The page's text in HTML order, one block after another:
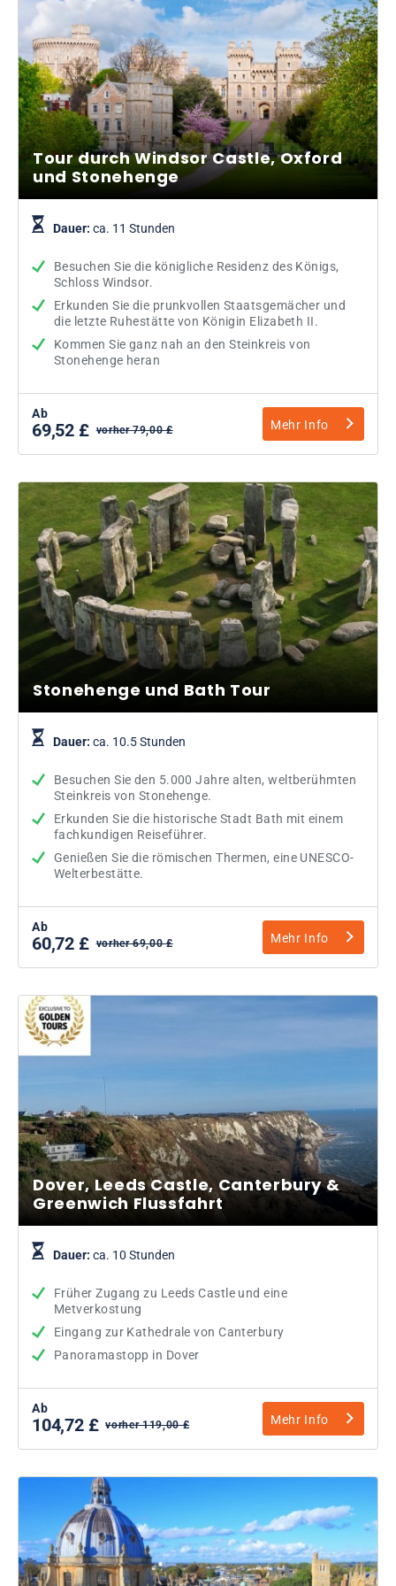
Tour durch Windsor Castle, Oxford
und Stonehenge
Dauer: ca. 11 Stunden
Besuchen Sie die königliche Residenz des Königs,
Schloss Windsor.
Erkunden Sie die prunkvollen Staatsgemächer und
die letzte Ruhestätte von Königin Elizabeth II.
Kommen Sie ganz nah an den Steinkreis von
Stonehenge heran
Ab
69,52 £ vorher 79,00 £ Mehr Info
Stonehenge und Bath Tour
Dauer: ca. 10.5 Stunden
Besuchen Sie den 5.000 Jahre alten, weltberühmten
Steinkreis von Stonehenge.
Erkunden Sie die historische Stadt Bath mit einem
fachkundigen Reiseführer.
Genießen Sie die römischen Thermen, eine UNESCO-
Welterbestätte.
Ab
60,72 £ vorher 69,00 £ Mehr Info
Dover, Leeds Castle, Canterbury &
Greenwich Flussfahrt
Dauer: ca. 10 Stunden
Früher Zugang zu Leeds Castle und eine
Metverkostung
Eingang zur Kathedrale von Canterbury
Panoramastopp in Dover
Ab
104,72 £ vorher 119,00 £ Mehr Info